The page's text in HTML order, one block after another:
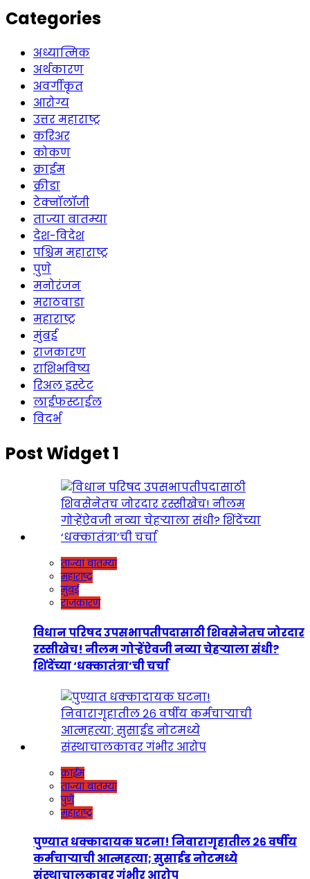
Categories
अध्यात्मिक
अर्थकारण
अवर्गीकृत
आरोग्य
उत्तर महाराष्ट्र
करिअर
कोकण
क्राईम
क्रीडा
टेक्नॉलॉजी
ताज्या बातम्या
देश-विदेश
पश्चिम महाराष्ट्र
पुणे
मनोरंजन
मराठवाडा
महाराष्ट्र
मुंबई
राजकारण
राशिभविष्य
रिअल इस्टेट
लाईफस्टाईल
विदर्भ
Post Widget 1
ताज्या बातम्या
महाराष्ट्र
मुंबई
राजकारण
विधान परिषद उपसभापतीपदासाठी शिवसेनेतच जोरदार
रस्सीखेच! नीलम गोऱ्हेंऐवजी नव्या चेहऱ्याला संधी?
शिंदेंच्या ‘धक्कातंत्रा’ची चर्चा
क्राईम
ताज्या बातम्या
पुणे
महाराष्ट्र
पुण्यात धक्कादायक घटना! निवारागृहातील २६ वर्षीय
कर्मचाऱ्याची आत्महत्या; सुसाईड नोटमध्ये
संस्थाचालकावर गंभीर आरोप